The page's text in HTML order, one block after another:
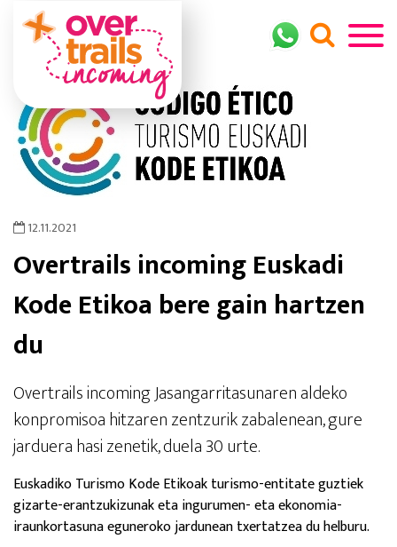
12.11.2021
Overtrails incoming Euskadi
Kode Etikoa bere gain hartzen
du
Overtrails incoming Jasangarritasunaren aldeko
konpromisoa hitzaren zentzurik zabalenean, gure
jarduera hasi zenetik, duela 30 urte.
Euskadiko Turismo Kode Etikoak turismo-entitate guztiek
gizarte-erantzukizunak eta ingurumen- eta ekonomia-
iraunkortasuna eguneroko jardunean txertatzea du helburu.